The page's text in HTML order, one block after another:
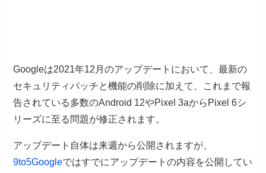
Googleは2021年12月のアップデートにおいて、最新の
セキュリティパッチと機能の削除に加えて、これまで報
告されている多数のAndroid 12やPixel 3aからPixel 6シ
リーズに至る問題が修正されます。
アップデート自体は来週から公開されますが、
9to5Googleではすでにアップデートの内容を公開してい